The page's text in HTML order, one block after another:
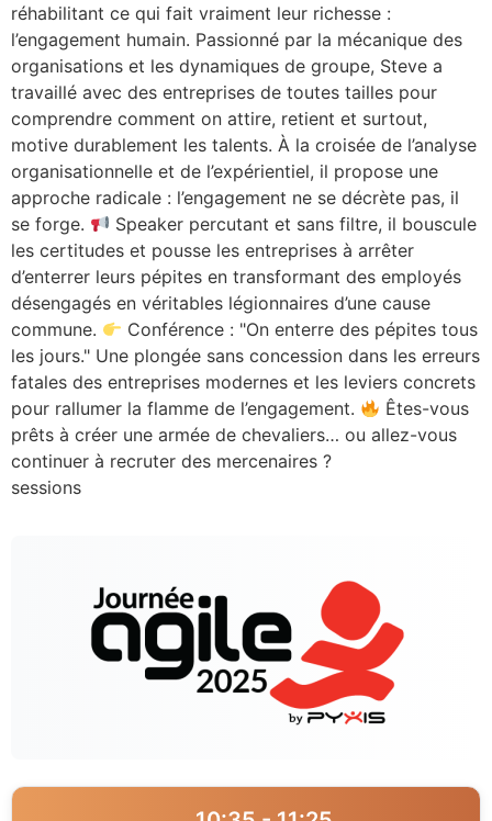
réhabilitant ce qui fait vraiment leur richesse :
l’engagement humain. Passionné par la mécanique des
organisations et les dynamiques de groupe, Steve a
travaillé avec des entreprises de toutes tailles pour
comprendre comment on attire, retient et surtout,
motive durablement les talents. À la croisée de l’analyse
organisationnelle et de l’expérientiel, il propose une
approche radicale : l’engagement ne se décrète pas, il
se forge.
Speaker percutant et sans filtre, il bouscule
les certitudes et pousse les entreprises à arrêter
d’enterrer leurs pépites en transformant des employés
désengagés en véritables légionnaires d’une cause
commune.
Conférence : "On enterre des pépites tous
les jours." Une plongée sans concession dans les erreurs
fatales des entreprises modernes et les leviers concrets
pour rallumer la flamme de l’engagement.
Êtes-vous
prêts à créer une armée de chevaliers… ou allez-vous
continuer à recruter des mercenaires ?
sessions